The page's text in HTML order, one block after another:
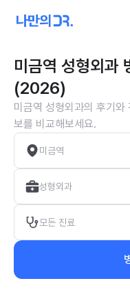
미금역 성형외과
(2026)
미금역 성형외과의 후기와
보를 비교해보세요.
미금역
성형외과
모든 진료